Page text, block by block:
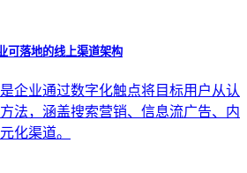
可落地的线上渠道架构
企业通过数字化触点将目标用户从认
法，涵盖搜索营销、信息流广告、内
化渠道。